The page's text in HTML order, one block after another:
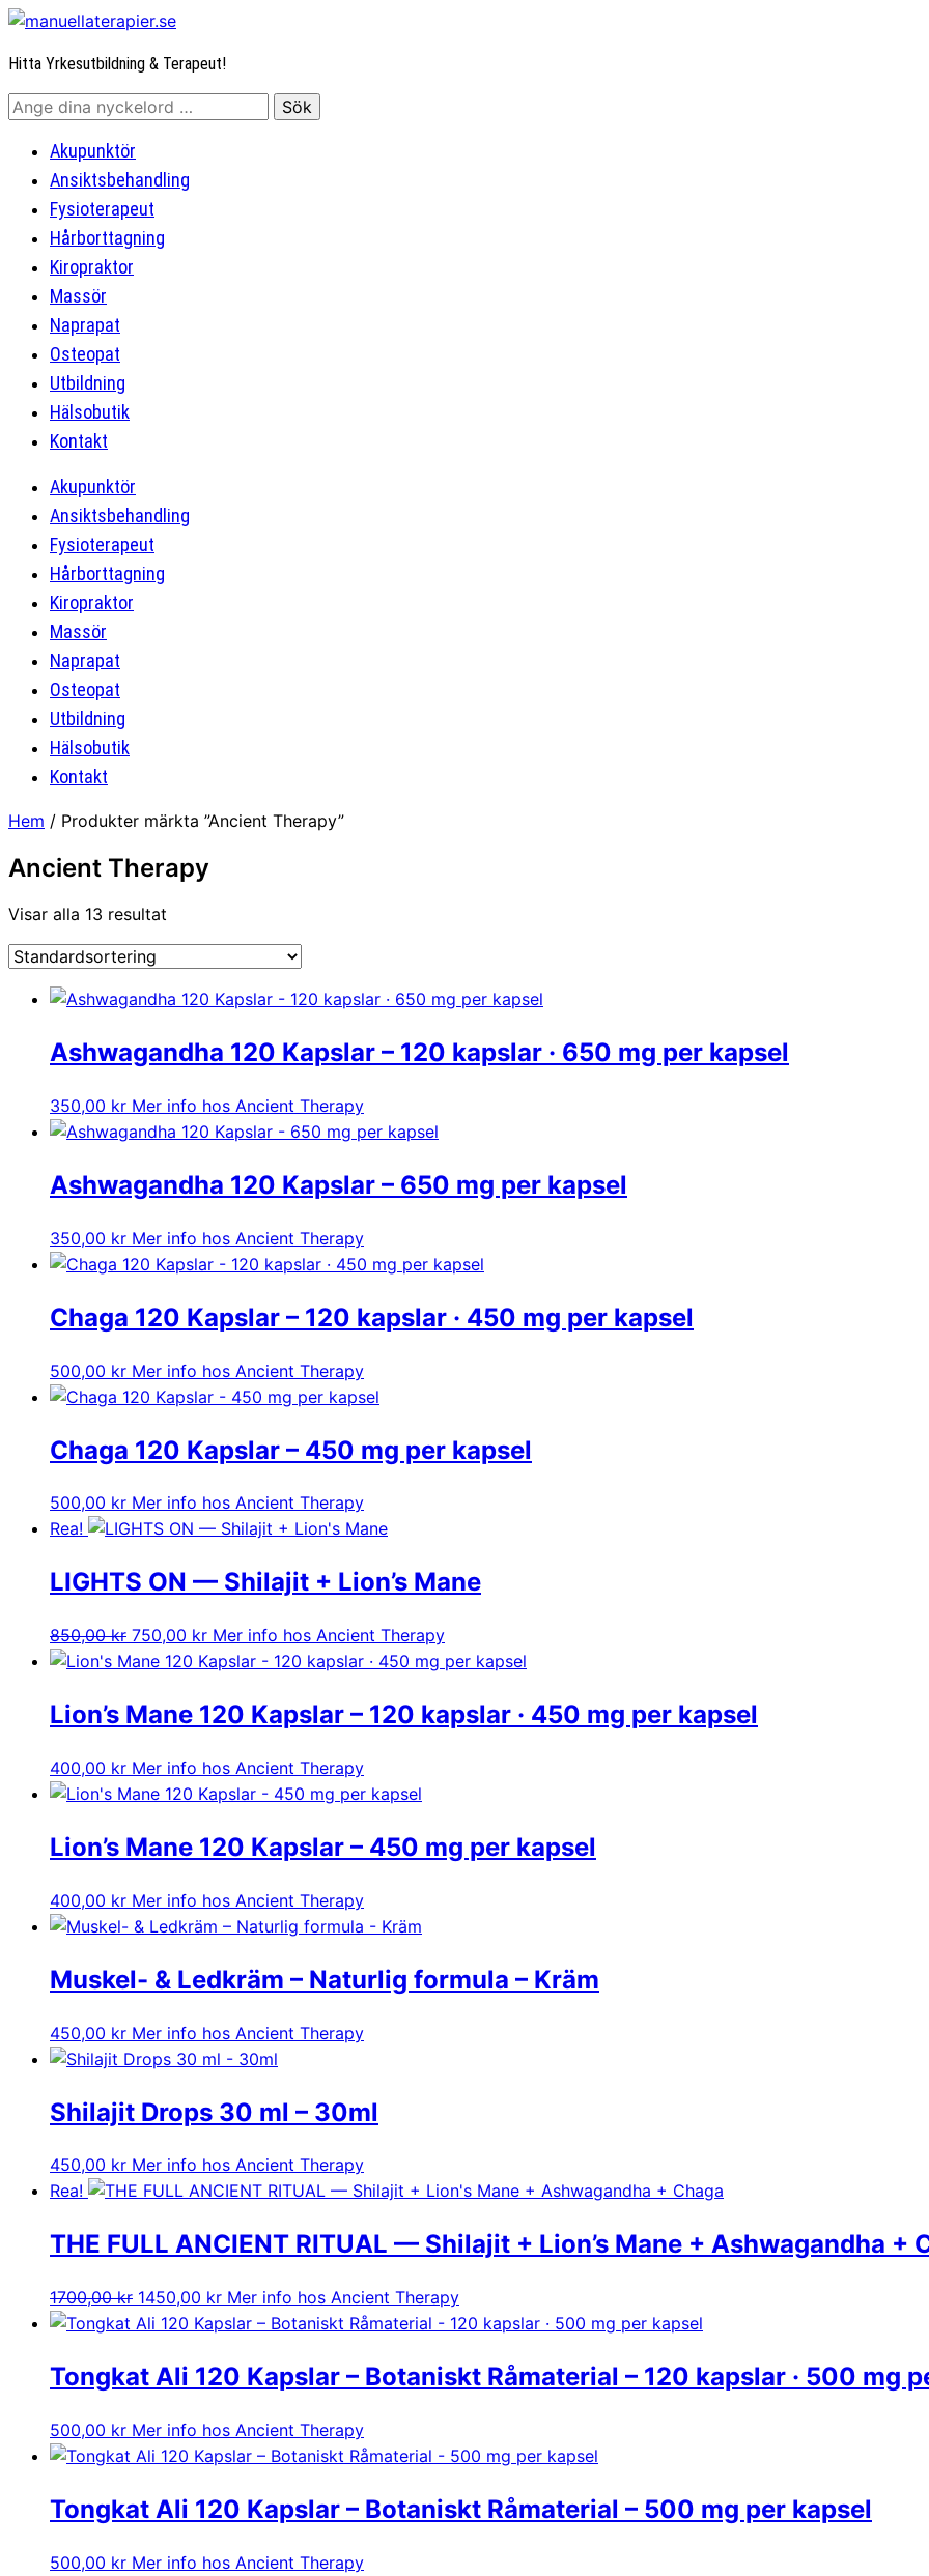
Hitta Yrkesutbildning & Terapeut!
Akupunktör
Ansiktsbehandling
Fysioterapeut
Hårborttagning
Kiropraktor
Massör
Naprapat
Osteopat
Utbildning
Hälsobutik
Kontakt
Akupunktör
Ansiktsbehandling
Fysioterapeut
Hårborttagning
Kiropraktor
Massör
Naprapat
Osteopat
Utbildning
Hälsobutik
Kontakt
Hem / Produkter märkta ”Ancient Therapy”
Ancient Therapy
Visar alla 13 resultat
Ashwagandha 120 Kapslar – 120 kapslar · 650 mg per kapsel
350,00 kr Mer info hos Ancient Therapy
Ashwagandha 120 Kapslar – 650 mg per kapsel
350,00 kr Mer info hos Ancient Therapy
Chaga 120 Kapslar – 120 kapslar · 450 mg per kapsel
500,00 kr Mer info hos Ancient Therapy
Chaga 120 Kapslar – 450 mg per kapsel
500,00 kr Mer info hos Ancient Therapy
Rea!
LIGHTS ON — Shilajit + Lion’s Mane
850,00kr Det
ursprungliga
var:
750,00 krDet
nuvarande
är:
Mer info hos Ancient Therapy
Lion’s Mane 120 Kapslar – 120 kapslar · 450 mg per kapsel
400,00 kr Mer info hos Ancient Therapy
Lion’s Mane 120 Kapslar – 450 mg per kapsel
400,00 kr Mer info hos Ancient Therapy
Muskel- & Ledkräm – Naturlig formula – Kräm
450,00 kr Mer info hos Ancient Therapy
Shilajit Drops 30 ml – 30ml
450,00 kr Mer info hos Ancient Therapy
Rea!
THE FULL ANCIENT RITUAL — Shilajit + Lion’s Mane + Ashwagandha +
1700,00kr Det
ursprungliga
var:
1450,00 krDet
nuvarande
är:
Mer info hos Ancient Therapy
Tongkat Ali 120 Kapslar – Botaniskt Råmaterial – 120 kapslar · 500 mg
500,00 kr Mer info hos Ancient Therapy
Tongkat Ali 120 Kapslar – Botaniskt Råmaterial – 500 mg per kapsel
500,00 kr Mer info hos Ancient Therapy